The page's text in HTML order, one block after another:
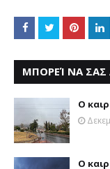
ΜΠΟΡΕΊ ΝΑ ΣΑΣ
Ο
Ο